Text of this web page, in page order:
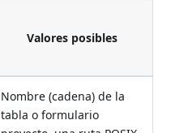
Valores posibles
Nombre (cadena) de la
tabla o formulario